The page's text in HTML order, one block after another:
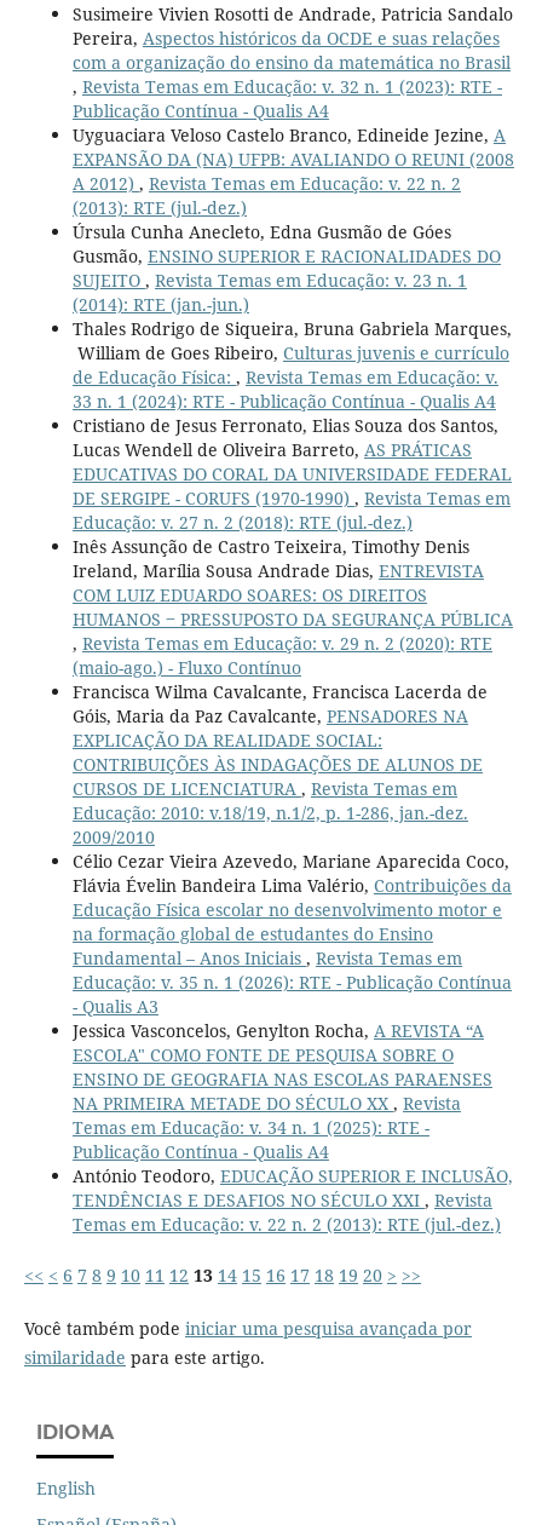
Susimeire Vivien Rosotti de Andrade, Patricia Sandalo
Pereira, Aspectos históricos da OCDE e suas relações
com a organização do ensino da matemática no Brasil
, Revista Temas em Educação: v. 32 n. 1 (2023): RTE -
Publicação Contínua - Qualis A4
Uyguaciara Veloso Castelo Branco, Edineide Jezine, A
EXPANSÃO DA (NA) UFPB: AVALIANDO O REUNI (2008
A 2012) , Revista Temas em Educação: v. 22 n. 2
(2013): RTE (jul.-dez.)
Úrsula Cunha Anecleto, Edna Gusmão de Góes
Gusmão, ENSINO SUPERIOR E RACIONALIDADES DO
SUJEITO , Revista Temas em Educação: v. 23 n. 1
(2014): RTE (jan.-jun.)
Thales Rodrigo de Siqueira, Bruna Gabriela Marques,
William de Goes Ribeiro, Culturas juvenis e currículo
de Educação Física: , Revista Temas em Educação: v.
33 n. 1 (2024): RTE - Publicação Contínua - Qualis A4
Cristiano de Jesus Ferronato, Elias Souza dos Santos,
Lucas Wendell de Oliveira Barreto, AS PRÁTICAS
EDUCATIVAS DO CORAL DA UNIVERSIDADE FEDERAL
DE SERGIPE - CORUFS (1970-1990) , Revista Temas em
Educação: v. 27 n. 2 (2018): RTE (jul.-dez.)
Inês Assunção de Castro Teixeira, Timothy Denis
Ireland, Marília Sousa Andrade Dias, ENTREVISTA
COM LUIZ EDUARDO SOARES: OS DIREITOS
HUMANOS ‒ PRESSUPOSTO DA SEGURANÇA PÚBLICA
, Revista Temas em Educação: v. 29 n. 2 (2020): RTE
(maio-ago.) - Fluxo Contínuo
Francisca Wilma Cavalcante, Francisca Lacerda de
Góis, Maria da Paz Cavalcante, PENSADORES NA
EXPLICAÇÃO DA REALIDADE SOCIAL:
CONTRIBUIÇÕES ÀS INDAGAÇÕES DE ALUNOS DE
CURSOS DE LICENCIATURA , Revista Temas em
Educação: 2010: v.18/19, n.1/2, p. 1-286, jan.-dez.
2009/2010
Célio Cezar Vieira Azevedo, Mariane Aparecida Coco,
Flávia Évelin Bandeira Lima Valério, Contribuições da
Educação Física escolar no desenvolvimento motor e
na formação global de estudantes do Ensino
Fundamental – Anos Iniciais , Revista Temas em
Educação: v. 35 n. 1 (2026): RTE - Publicação Contínua
- Qualis A3
Jessica Vasconcelos, Genylton Rocha, A REVISTA “A
ESCOLA" COMO FONTE DE PESQUISA SOBRE O
ENSINO DE GEOGRAFIA NAS ESCOLAS PARAENSES
NA PRIMEIRA METADE DO SÉCULO XX , Revista
Temas em Educação: v. 34 n. 1 (2025): RTE -
Publicação Contínua - Qualis A4
António Teodoro, EDUCAÇÃO SUPERIOR E INCLUSÃO,
TENDÊNCIAS E DESAFIOS NO SÉCULO XXI , Revista
Temas em Educação: v. 22 n. 2 (2013): RTE (jul.-dez.)
<< < 6 7 8 9 10 11 12 13 14 15 16 17 18 19 20 > >>
Você também pode iniciar uma pesquisa avançada por
similaridade para este artigo.
IDIOMA
English